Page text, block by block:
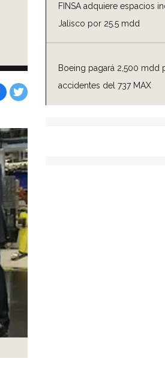
FINSA adquiere espacios
Jalisco por 25.5 mdd
Boeing pagará 2,500 mdd
accidentes del 737 MAX